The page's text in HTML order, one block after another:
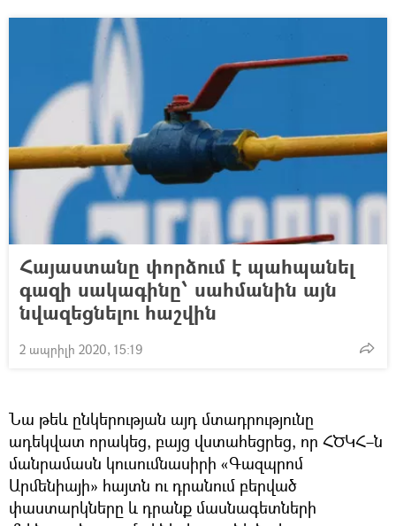
Հայաստանը փորձում է պահպանել
գազի սակագինը՝ սահմանին այն
նվազեցնելու հաշվին
2 ապրիլի 2020, 15:19
Նա թեև ընկերության այդ մտադրությունը
ադեկվատ որակեց, բայց վստահեցրեց, որ ՀԾԿՀ–ն
մանրամասն կուսումնասիրի «Գազպրոմ
Արմենիայի» հայտն ու դրանում բերված
փաստարկները և դրանք մասնագետների